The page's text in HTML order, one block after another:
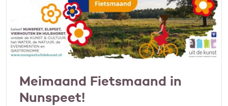
Meimaand Fietsmaand in
Nunspeet!